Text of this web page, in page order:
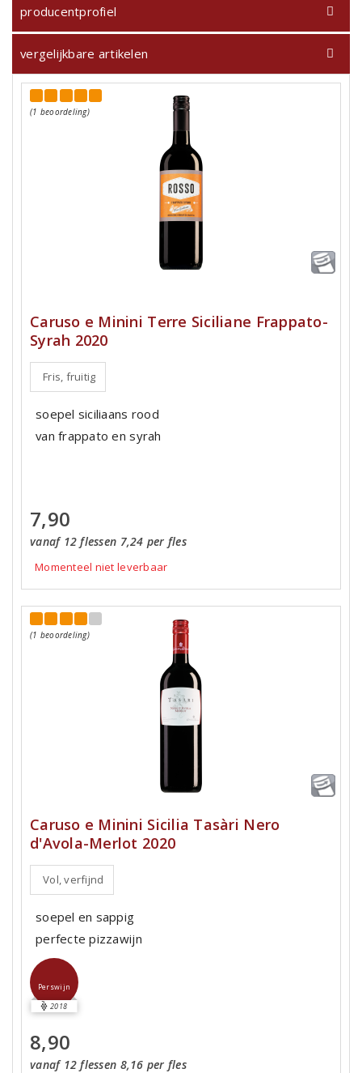
producentprofiel
vergelijkbare artikelen
(1 beoordeling)
Caruso e Minini Terre Siciliane Frappato-
Syrah 2020
Fris, fruitig
soepel siciliaans rood
van frappato en syrah
7,90
vanaf 12 flessen 7,24 per fles
Momenteel niet leverbaar
(1 beoordeling)
Caruso e Minini Sicilia Tasàri Nero
d'Avola-Merlot 2020
Vol, verfijnd
soepel en sappig
perfecte pizzawijn
Perswijn
2018
8,90
vanaf 12 flessen 8,16 per fles